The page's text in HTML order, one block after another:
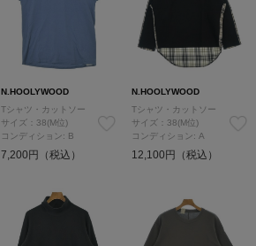
N.HOOLYWOOD
Tシャツ・カットソー
サイズ：38(M位)
コンディション: B
7,200円（税込）
N.HOOLYWOOD
Tシャツ・カットソー
サイズ：38(M位)
コンディション: A
12,100円（税込）